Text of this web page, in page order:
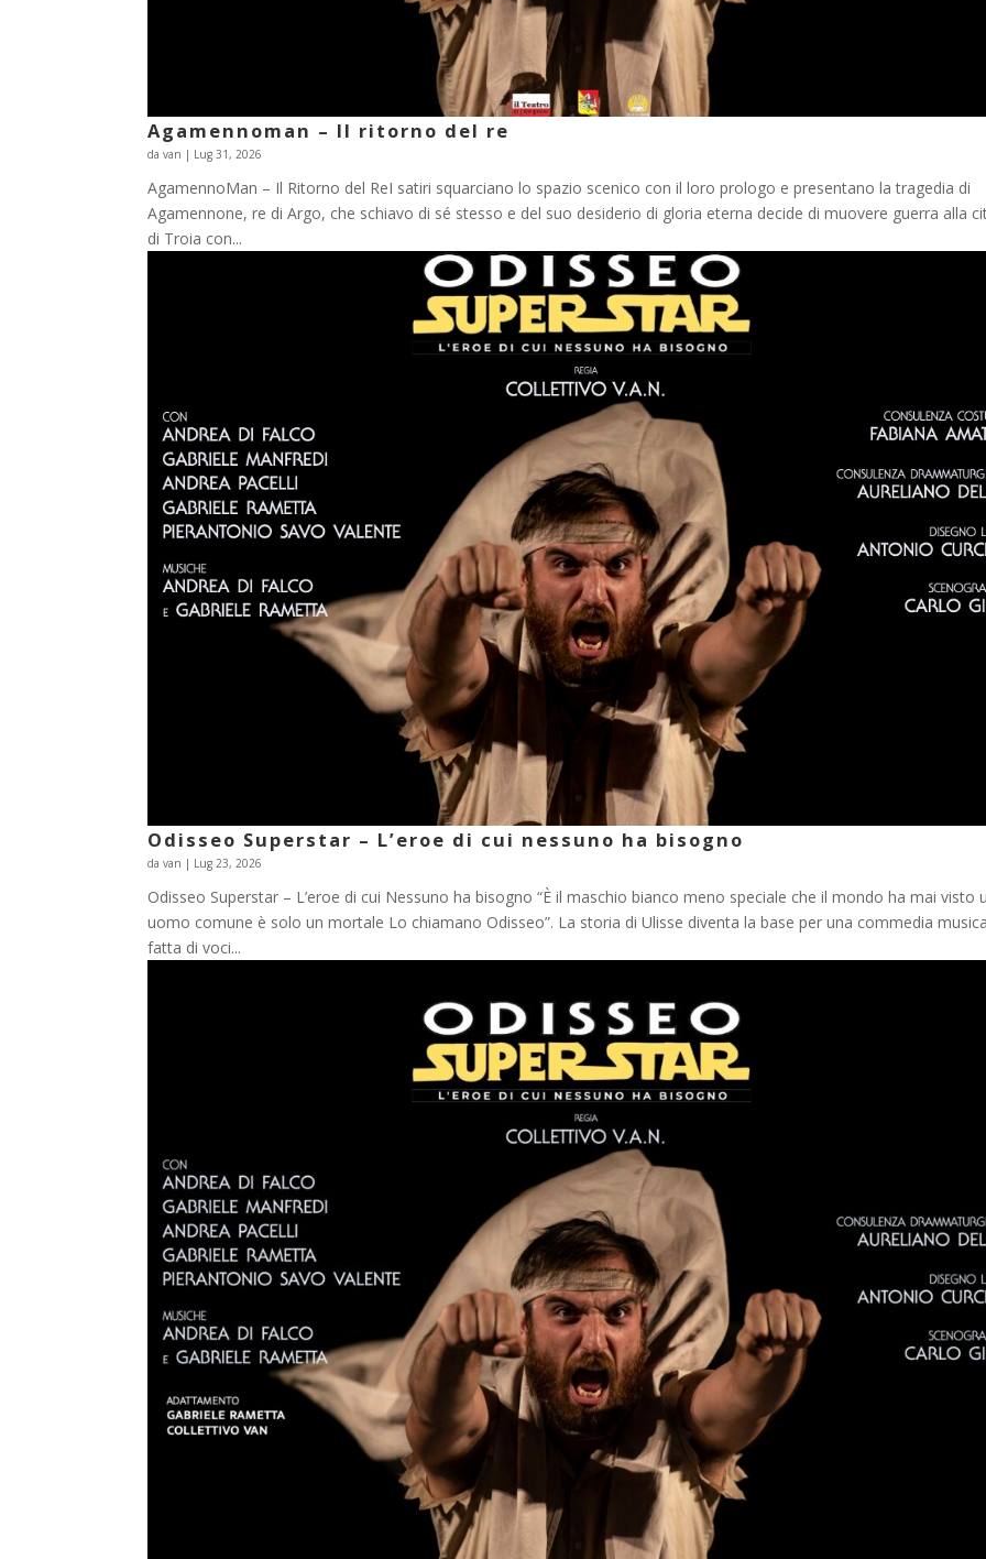
Agamennoman – Il ritorno del re
davan | Lug 31, 2026
AgamennoMan – Il Ritorno del ReI satiri squarciano lo spazio scenico con il loro prologo e presentano la tragedia di
Agamennone, re di Argo, che schiavo di sé stesso e del suo desiderio di gloria eterna decide di muovere guerra alla
di Troia con...
Odisseo Superstar – L’eroe di cui nessuno ha bisogno
davan | Lug 23, 2026
Odisseo Superstar – L’eroe di cui Nessuno ha bisogno “È il maschio bianco meno speciale che il mondo ha mai visto
uomo comune è solo un mortale Lo chiamano Odisseo”. La storia di Ulisse diventa la base per una commedia
fatta di voci...